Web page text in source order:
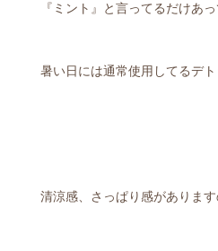
『ミント』と言ってるだけあ
暑い日には通常使用してるデ
清涼感、さっぱり感がありま